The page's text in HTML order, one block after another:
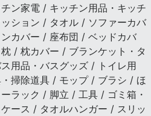
ン家電 / キッチン用品・キッチ
ション / タオル / ソファーカバ
カバー / 座布団 / ベッドカバ
/ 枕カバー / ブランケット・タ
用品・バスグッズ / トイレ用
掃除道具 / モップ / ブラシ / ほ
ラック / 脚立 / 工具 / ゴミ箱・
ース / タオルハンガー / スリッ